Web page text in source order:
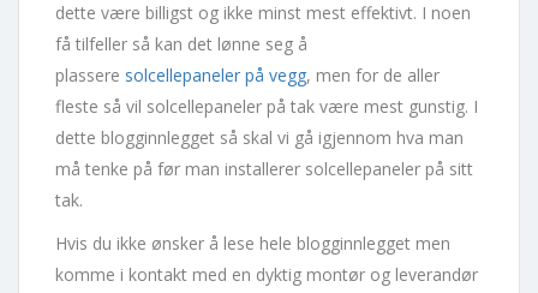
dette være billigst og ikke minst mest effektivt. I noen
få tilfeller så kan det lønne seg å
plassere solcellepaneler på vegg, men for de aller
fleste så vil solcellepaneler på tak være mest gunstig. I
dette blogginnlegget så skal vi gå igjennom hva man
må tenke på før man installerer solcellepaneler på sitt
tak.
Hvis du ikke ønsker å lese hele blogginnlegget men
komme i kontakt med en dyktig montør og leverandør